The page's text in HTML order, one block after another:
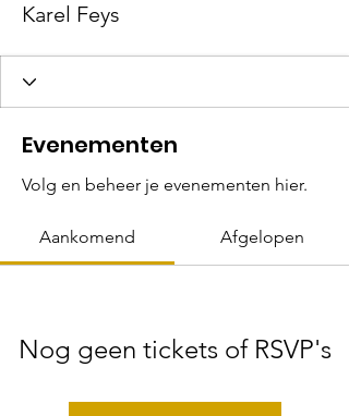
Karel Feys
Evenementen
Volg en beheer je evenementen hier.
Aankomend Afgelopen
Nog geen tickets of RSVP's